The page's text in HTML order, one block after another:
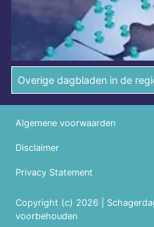
Overige dagbladen in de
Copyright (c) 2026 |
voorbehouden
Algemene voorwaarden
Disclaimer
Privacy Statement